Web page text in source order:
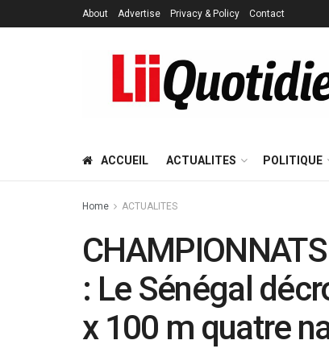
About Advertise Privacy & Policy Contact
ACCUEIL ACTUALITES POLITIQUE
Home ACTUALITES
CHAMPIONNATS
: Le Sénégal
x 100 m quatre